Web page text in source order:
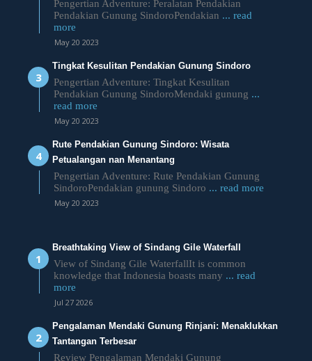
Pengertian Adventure: Peralatan Pendakian
Pendakian Gunung SindoroPendakian ... read
more
May 20 2023
Tingkat Kesulitan Pendakian Gunung Sindoro
Pengertian Adventure: Tingkat Kesulitan
Pendakian Gunung SindoroMendaki gunung ...
read more
May 20 2023
Rute Pendakian Gunung Sindoro: Wisata
Petualangan nan Menantang
Pengertian Adventure: Rute Pendakian Gunung
SindoroPendakian gunung Sindoro ... read more
May 20 2023
Breathtaking View of Sindang Gile Waterfall
View of Sindang Gile WaterfallIt is common
knowledge that Indonesia boasts many ... read
more
Jul 27 2026
Pengalaman Mendaki Gunung Rinjani: Menaklukkan
Tantangan Terbesar
Review Pengalaman Mendaki Gunung